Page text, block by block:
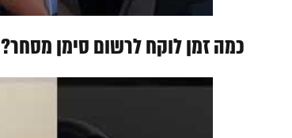
כמה זמן לוקח לרשום סימן מסחר?